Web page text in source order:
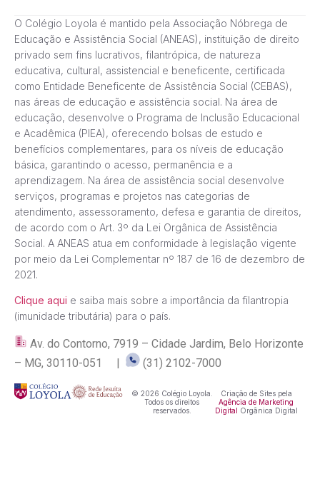
O Colégio Loyola é mantido pela Associação Nóbrega de
Educação e Assistência Social (ANEAS), instituição de direito
privado sem fins lucrativos, filantrópica, de natureza
educativa, cultural, assistencial e beneficente, certificada
como Entidade Beneficente de Assistência Social (CEBAS),
nas áreas de educação e assistência social. Na área de
educação, desenvolve o Programa de Inclusão Educacional
e Acadêmica (PIEA), oferecendo bolsas de estudo e
benefícios complementares, para os níveis de educação
básica, garantindo o acesso, permanência e a
aprendizagem. Na área de assistência social desenvolve
serviços, programas e projetos nas categorias de
atendimento, assessoramento, defesa e garantia de direitos,
de acordo com o Art. 3º da Lei Orgânica de Assistência
Social. A ANEAS atua em conformidade à legislação vigente
por meio da Lei Complementar nº 187 de 16 de dezembro de
2021.
Clique aqui e saiba mais sobre a importância da filantropia
(imunidade tributária) para o país.
Av. do Contorno, 7919 – Cidade Jardim, Belo Horizonte
– MG, 30110-051 |
(31) 2102-7000
© 2026 Colégio Loyola.
Todos os direitos
reservados.
Criação de Sites pela
Agência de Marketing
Digital
Orgânica Digital